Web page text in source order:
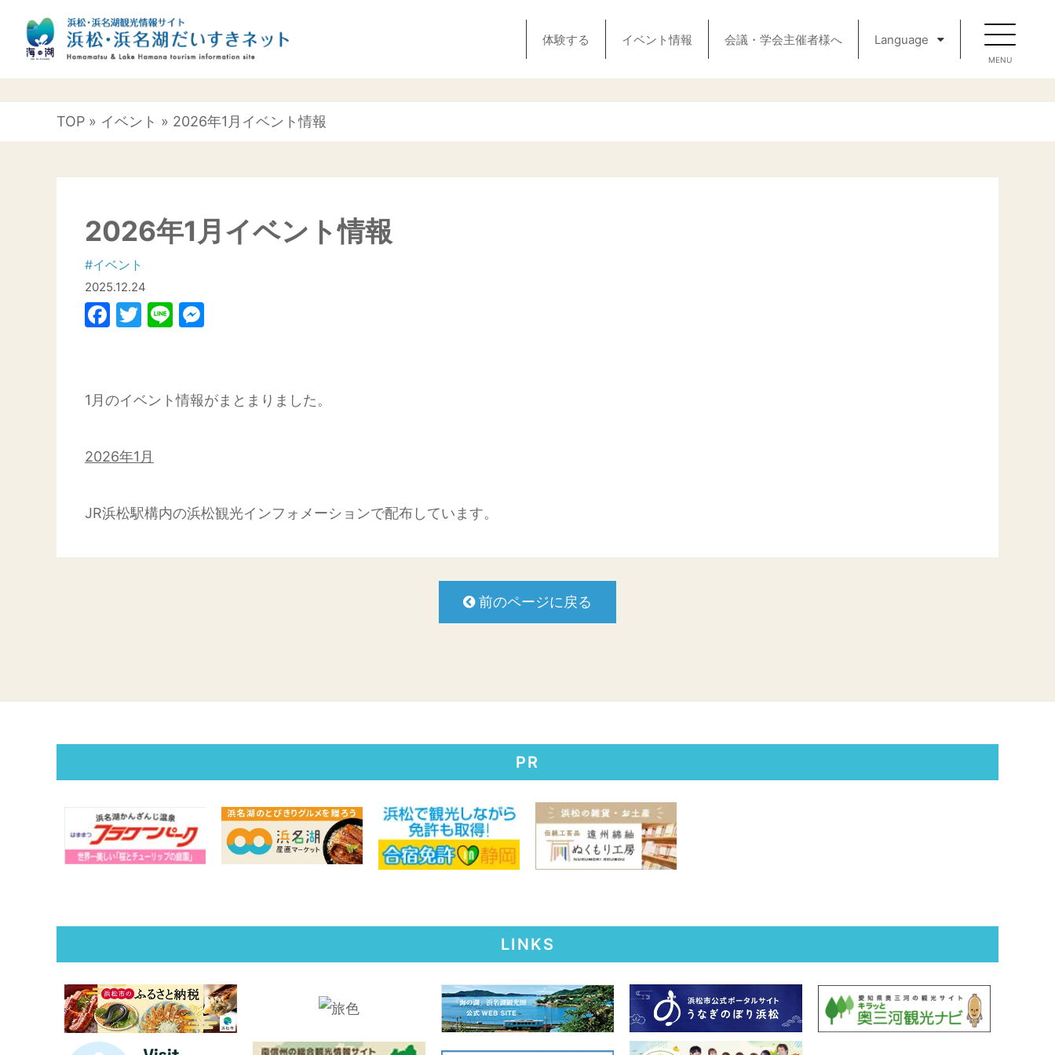
体験する イベント情報 会議・学会主催者様へ Language
TOP » イベント » 2026年1月イベント情報
2026年1月イベント情報
#イベント
2025.12.24
Facebook
Twitter
Line
1月のイベント情報がまとまりました。
2026年1月
JR浜松駅構内の浜松観光インフォメーションで配布しています。
前のページに戻る
PR
LINKS